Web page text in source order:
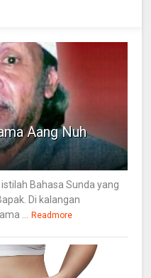
Aang Nuh
Bahasa Sunda yang
Di kalangan
...
Readmore